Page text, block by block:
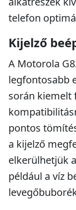
telefon
Kijelző
A Motorola
legfontosabb
során kiemelt
pontos
a kijelző
elkerülhetjük
például a víz